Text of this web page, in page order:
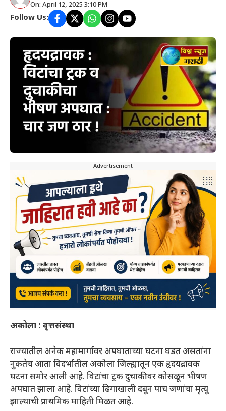
On: April 12, 2025 3:10 PM
Follow Us:
---Advertisement---
अकोला : वृत्तसंस्था
राज्यातील अनेक महामार्गावर अपघाताच्या घटना घडत असतांना
नुकतेच आता विदर्भातील अकोला जिल्ह्यातून एक हृदयद्रावक
घटना समोर आली आहे. विटांचा ट्रक दुचाकीवर कोसळून भीषण
अपघात झाला आहे. विटांच्या ढिगाखाली दबून पाच जणांचा मृत्यू
झाल्याची प्राथमिक माहिती मिळत आहे.